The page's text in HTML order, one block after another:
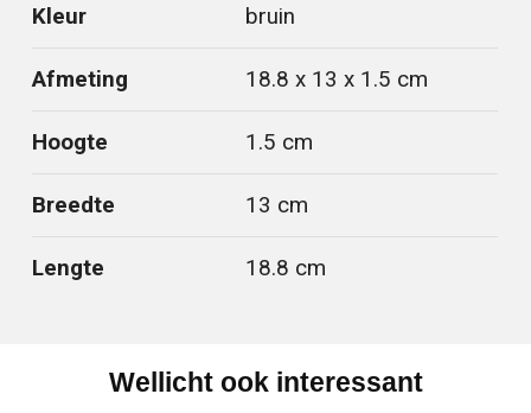
Kleur bruin
Afmeting 18.8 x 13 x 1.5 cm
Hoogte 1.5 cm
Breedte 13 cm
Lengte 18.8 cm
Wellicht ook interessant